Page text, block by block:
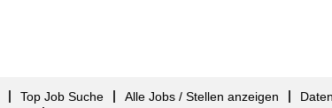
Top Job Suche Alle Jobs / Stellen anzeigen